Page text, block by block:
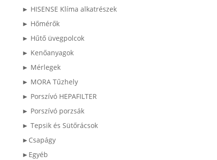
► HISENSE Klíma alkatrészek
► Hőmérők
► Hűtő üvegpolcok
► Kenőanyagok
► Mérlegek
► MORA Tűzhely
► Porszívó HEPAFILTER
► Porszívó porzsák
► Tepsik és Sütőrácsok
►Csapágy
►Egyéb